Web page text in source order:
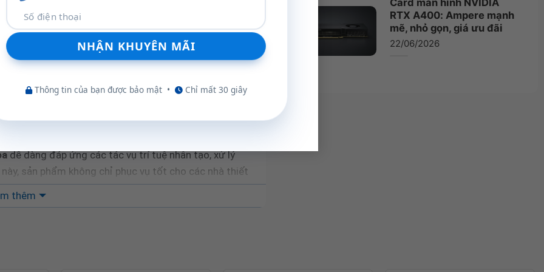
Thông tin của bạn được bảo mật • Chỉ mất 30 giây
đầy uy lực
nhân đồ họa
khổng lồ, giúp tăng tốc độ tính toán trong các tác
dễ dàng đáp ứng các tác vụ trí tuệ nhân tạo, xử lý
sản phẩm không chỉ phục vụ tốt cho các nhà thiết
cứu và phát triển ứng dụng AI.
thêm
RTX A400: Ampere mạnh
mẽ, nhỏ gọn, giá ưu đãi
22/06/2026